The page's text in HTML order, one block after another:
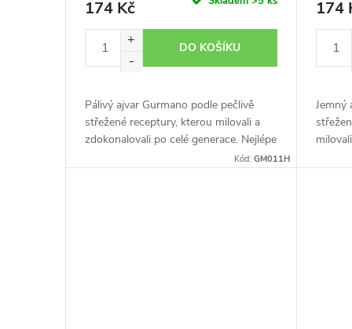
t
174 Kč
DO KOŠÍKU
Pálivý ajvar Gurmano podle pečlivě
střežené receptury, kterou milovali a
zdokonalovali po celé generace. Nejlépe
se podává v kombinaci s křupavým
Kód:GM011H
174
Jemný